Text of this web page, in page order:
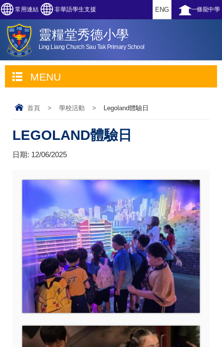
常用連結 非華語學生支援 一條龍中學
ENG
靈糧堂秀德小學
Ling Liang Church Sau Tak Primary School
MENU
首頁 > 學校活動 > Legoland體驗日
LEGOLAND體驗日
日期: 12/06/2025